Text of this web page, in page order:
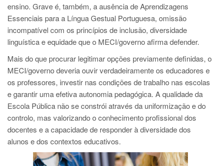
ensino. Grave é, também, a ausência de Aprendizagens
Essenciais para a Língua Gestual Portuguesa, omissão
incompatível com os princípios de inclusão, diversidade
linguística e equidade que o MECI/governo afirma defender.
Mais do que procurar legitimar opções previamente definidas, o
MECI/governo deveria ouvir verdadeiramente os educadores e
os professores, investir nas condições de trabalho nas escolas
e garantir uma efetiva autonomia pedagógica. A qualidade da
Escola Pública não se constrói através da uniformização e do
controlo, mas valorizando o conhecimento profissional dos
docentes e a capacidade de responder à diversidade dos
alunos e dos contextos educativos.